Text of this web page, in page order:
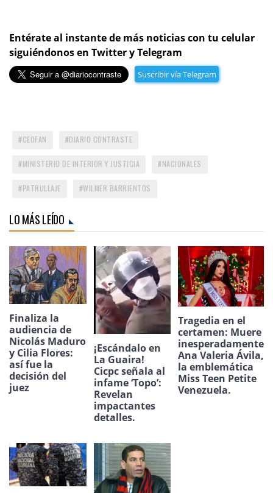
Entérate al instante de más noticias con tu celular
siguiéndonos en Twitter y Telegram
Suscribir vía Telegram
CEOFAN DIARIO CONTRASTE
MINISTERIO DE INTERIOR Y JUSTICIA NACIONALES
PATRULLAJE WILMER BARRIENTOS
LO MÁS LEÍDO
Finaliza la
audiencia de
Nicolás Maduro
y Cilia Flores:
así fue la
decisión del
juez
¡Escándalo en
La Guaira!
Cicpc señala al
infame ‘Topo’:
Revelan
impactantes
detalles.
Tragedia en el
certamen: Muere
inesperadamente
Ana Valeria Ávila,
la emblemática
Miss Teen Petite
Venezuela.